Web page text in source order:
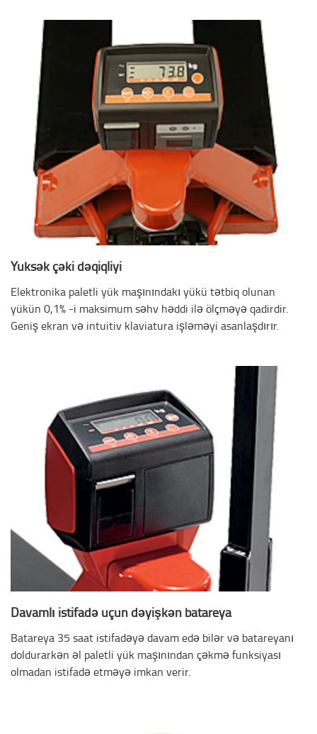
Yüksək çəki dəqiqliyi
Elektronika paletli yük maşınındakı yükü tətbiq olunan
yükün 0,1% -i maksimum səhv həddi ilə ölçməyə qadirdir.
Geniş ekran və intuitiv klaviatura işləməyi asanlaşdırır.
Davamlı istifadə üçün dəyişkən batareya
Batareya 35 saat istifadəyə davam edə bilər və batareyanı
doldurarkən əl paletli yük maşınından çəkmə funksiyası
olmadan istifadə etməyə imkan verir.